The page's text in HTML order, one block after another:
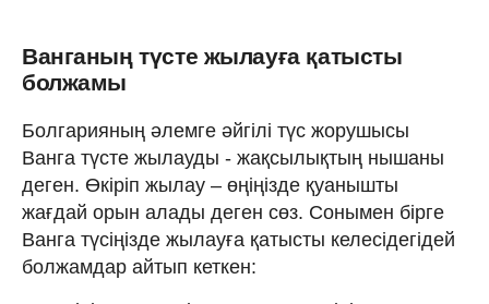
Ванганың түсте жылауға қатысты
болжамы
Болгарияның әлемге әйгілі түс жорушысы
Ванга түсте жылауды - жақсылықтың нышаны
деген. Өкіріп жылау – өңіңізде қуанышты
жағдай орын алады деген сөз. Сонымен бірге
Ванга түсіңізде жылауға қатысты келесідегідей
болжамдар айтып кеткен: